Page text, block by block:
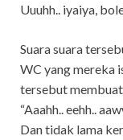
Uuuhh.. iyaiya,
Suara suara
WC yang mereka
tersebut
“Aaahh.. eehh..
Dan tidak lama